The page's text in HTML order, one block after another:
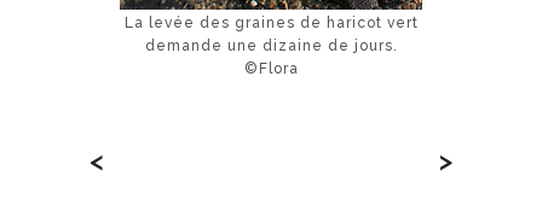
La levée des graines de haricot vert
demande une dizaine de jours.
©Flora
< >